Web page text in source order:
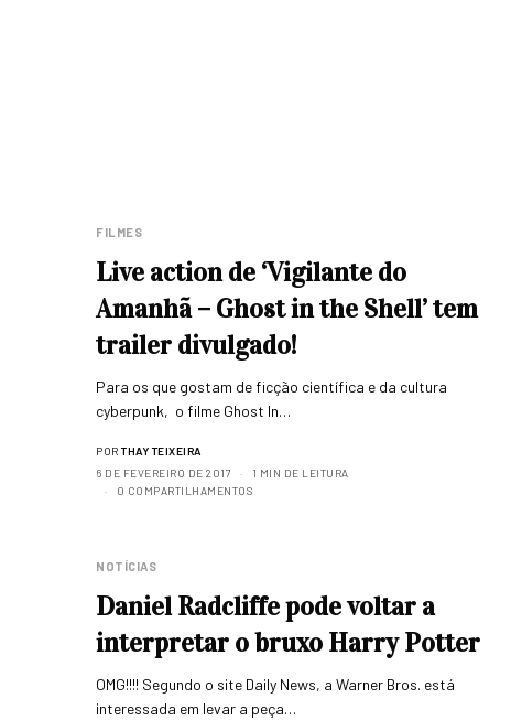
FILMES
Live action de ‘Vigilante do
Amanhã – Ghost in the Shell’ tem
trailer divulgado!
Para os que gostam de ficção científica e da cultura
cyberpunk, o filme Ghost In…
POR THAY TEIXEIRA
6 DE FEVEREIRO DE 2017
1 MIN DE LEITURA
0 COMPARTILHAMENTOS
NOTÍCIAS
Daniel Radcliffe pode voltar a
interpretar o bruxo Harry Potter
OMG!!!! Segundo o site Daily News, a Warner Bros. está
interessada em levar a peça…